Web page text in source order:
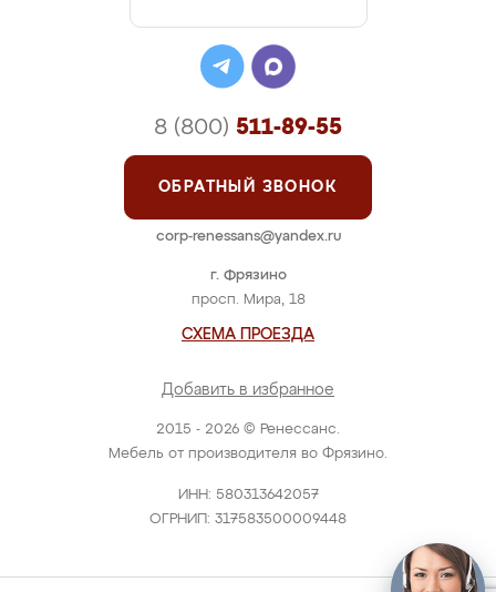
2015 - 2026 © Ренессанс.
Мебель от производителя во Фрязино.
ИНН: 580313642057
ОГРНИП: 317583500009448
г. Фрязино
просп. Мира, 18
СХЕМА ПРОЕЗДА
Добавить в избранное
8 (800) 511-89-55
ОБРАТНЫЙ ЗВОНОК
corp-renessans@yandex.ru